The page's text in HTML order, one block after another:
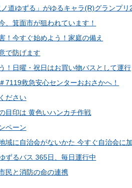
道ゆずる」がゆるキャラ(R)グランプリ
、箕面市が狙われています！
！今すぐ始めよう！家庭の備え
で防げます
！日曜・祝日はお買い物バスとして運行
7119救急安心センターおおさかへ！
ださい
目印は 黄色いハンカチ作戦
ペーン
域に自治会がないかた 今すぐ自治会に
ずるバス 365日、毎日運行中
民と消防の命の連携